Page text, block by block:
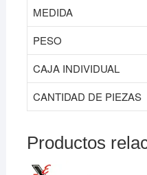
MEDIDA
PESO
CAJA INDIVIDUAL
CANTIDAD DE PIEZAS
Productos